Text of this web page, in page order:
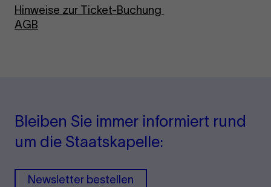
Hinweise zur Ticket-Buchung
AGB
Bleiben Sie immer informiert rund
um die Staatskapelle:
Newsletter bestellen